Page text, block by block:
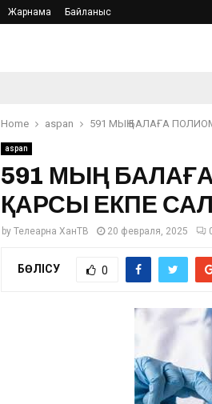
Жарнама Байланыс
Home aspan 591 МЫҢ БАЛАҒА
aspan
591 МЫҢ
ҚАРСЫ ЕКПЕ
by Телеарна ХанТВ 20 февраля, 2025
БӨЛІСУ 0